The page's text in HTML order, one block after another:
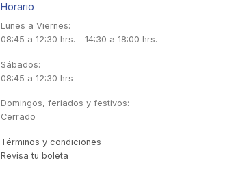
Horario
Lunes a Viernes:
08:45 a 12:30 hrs. - 14:30 a 18:00 hrs.
Sábados:
08:45 a 12:30 hrs
Domingos, feriados y festivos:
Cerrado
Términos y condiciones
Revisa tu boleta